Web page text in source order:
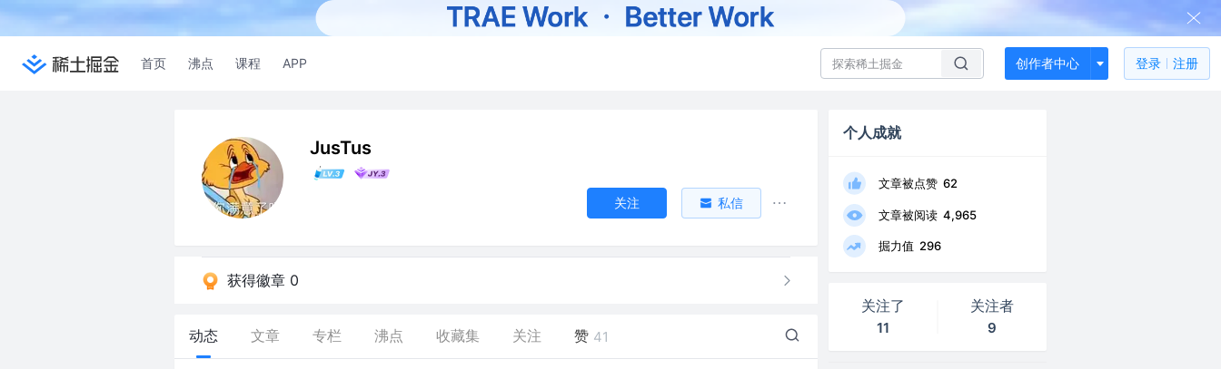
首页 沸点 课程 APP 创作者中心 登录 注册
JusTus
关注 私信
获得徽章 0
动态 文章 专栏 沸点 收藏集 关注 赞 41
个人成就
文章被点赞 62
文章被阅读 4,965
掘力值 296
关注了
11
关注者
9